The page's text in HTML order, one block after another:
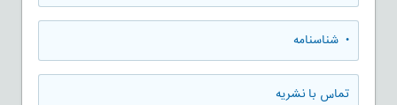
• شناسنامه
تماس با نشریه